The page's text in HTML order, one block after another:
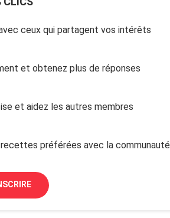
ceux qui partagent vos intérêts
et obtenez plus de réponses
et aidez les autres membres
préférées avec la communauté